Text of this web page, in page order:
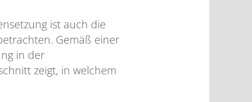
ist auch die
Gemäß einer
in der
zeigt, in welchem